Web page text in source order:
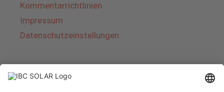
Kommentarrichtlinien
Impressum
Datenschutzeinstellungen
Über IBC SOLAR